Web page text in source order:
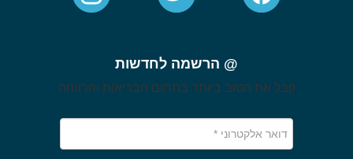
@ הרשמה לחדשות
קבל את הטוב ביותר בתחום הבריאות והרווחה